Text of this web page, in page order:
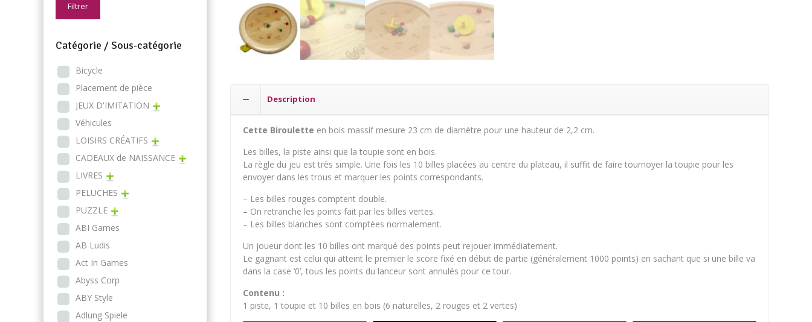
Description
Cette Biroulette en bois massif mesure 23 cm de diamètre pour une hauteur de 2,2 cm.
Les billes, la piste ainsi que la toupie sont en bois.
La règle du jeu est très simple. Une fois les 10 billes placées au centre du plateau, il suffit de faire tournoyer la toupie pour les
envoyer dans les trous et marquer les points correspondants.
– Les billes rouges comptent double.
– On retranche les points fait par les billes vertes.
– Les billes blanches sont comptées normalement.
Un joueur dont les 10 billes ont marqué des points peut rejouer immédiatement.
Le gagnant est celui qui atteint le premier le score fixé en début de partie (généralement 1000 points) en sachant que si une bille va
dans la case ‘0’, tous les points du lanceur sont annulés pour ce tour.
Contenu :
1 piste, 1 toupie et 10 billes en bois (6 naturelles, 2 rouges et 2 vertes)
Filtrer
Catégorie / Sous-catégorie
Bicycle
Placement de pièce
JEUX D'IMITATION
Véhicules
LOISIRS CRÉATIFS
CADEAUX de NAISSANCE
LIVRES
PELUCHES
PUZZLE
ABI Games
AB Ludis
Act In Games
Abyss Corp
ABY Style
Adlung Spiele